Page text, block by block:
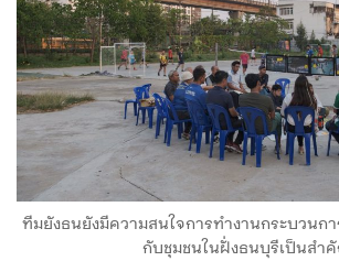
ทีมยังธนยังมีความสนใจการทำงานกระบวนก
กับชุมชนในฝั่งธนบุรีเป็นสำ